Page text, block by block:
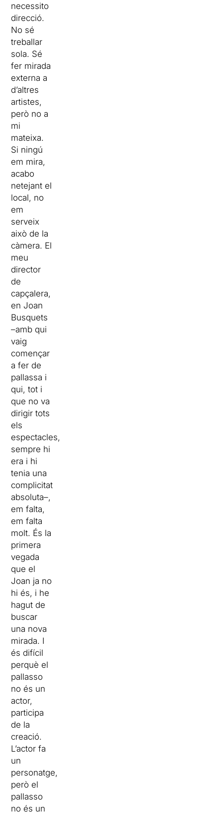
necessito
direcció.
No sé
treballar
sola. Sé
fer mirada
externa a
d’altres
artistes,
però no a
mi
mateixa.
Si ningú
em mira,
acabo
netejant el
local, no
em
serveix
això de la
càmera. El
meu
director
de
capçalera,
en Joan
Busquets
–amb qui
vaig
començar
a fer de
pallassa i
qui, tot i
que no va
dirigir tots
els
espectacles,
sempre hi
era i hi
tenia una
complicitat
absoluta–,
em falta,
em falta
molt. És la
primera
vegada
que el
Joan ja no
hi és, i he
hagut de
buscar
una nova
mirada. I
és difícil
perquè el
pallasso
no és un
actor,
participa
de la
creació.
L’actor fa
un
personatge,
però el
pallasso
no és un